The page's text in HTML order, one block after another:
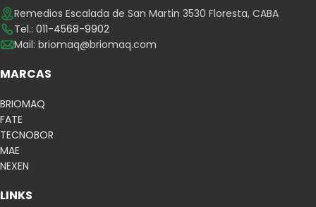
Remedios Escalada de San Martin 3530 Floresta, CABA
Tel.: 011-4568-9902
Mail: briomaq@briomaq.com
MARCAS
BRIOMAQ
FATE
TECNOBOR
MAE
NEXEN
LINKS